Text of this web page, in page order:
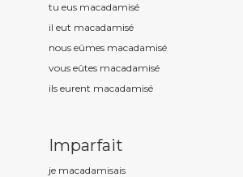
tu eus macadamisé
il eut macadamisé
nous eûmes macadamisé
vous eûtes macadamisé
ils eurent macadamisé
Imparfait
je macadamisais